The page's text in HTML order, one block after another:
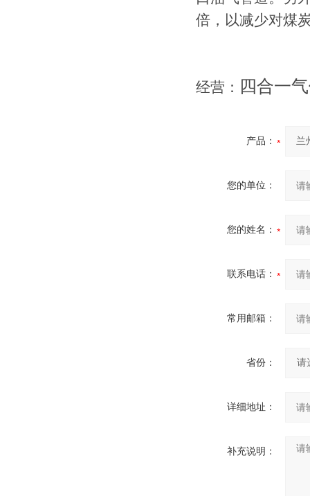
倍，以减少对煤
经营： 四合一
产品：
您的单位：
您的姓名：
联系电话：
常用邮箱：
省份：
详细地址：
补充说明：